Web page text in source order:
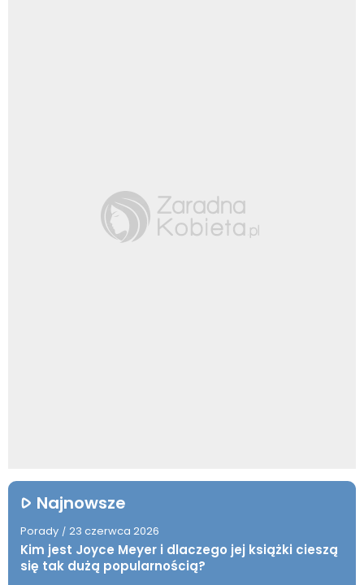
Najnowsze
Porady / 23 czerwca 2026
Kim jest Joyce Meyer i dlaczego jej książki cieszą
się tak dużą popularnością?